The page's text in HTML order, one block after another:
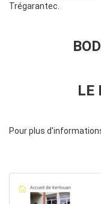
Trégarantec.
LE
Pour plus